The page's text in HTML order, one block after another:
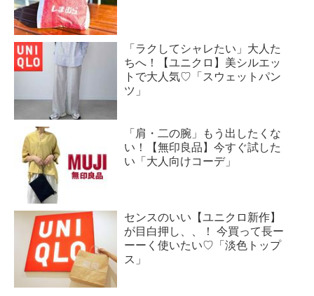
「ラクしてシャレたい」大人た
ちへ！【ユニクロ】美シルエッ
トで大人気♡「スウェットパン
ツ」
「肩・二の腕」もう出したくな
い！【無印良品】今すぐ試した
い「大人向けコーデ」
センスのいい【ユニクロ新作】
が目白押し、、！ 今買って長ー
ーーく使いたい♡「淡色トップ
ス」